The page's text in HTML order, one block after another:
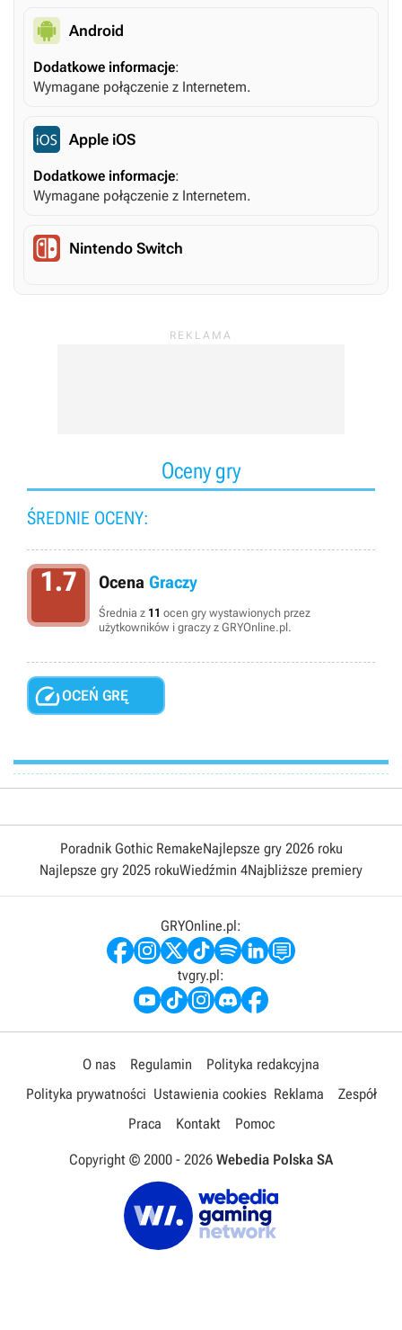
Android
Dodatkowe informacje:
Wymagane połączenie z Internetem.
Apple iOS
Dodatkowe informacje:
Wymagane połączenie z Internetem.
Nintendo Switch
Oceny gry
ŚREDNIE OCENY:
1.7 Ocena Graczy
Średnia z 11 ocen gry wystawionych przez
użytkowników i graczy z GRYOnline.pl.
OCEŃ GRĘ
Poradnik Gothic RemakeNajlepsze gry 2026 roku
Najlepsze gry 2025 rokuWiedźmin 4Najbliższe premiery
GRYOnline.pl:
tvgry.pl:
O nas Regulamin
Polityka redakcyjna
Polityka prywatności Ustawienia cookies Reklama
Zespół
Praca
Kontakt Pomoc
Copyright © 2000 - 2026 Webedia Polska SA